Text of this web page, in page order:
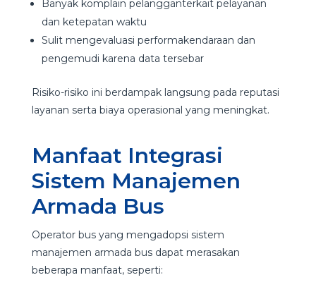
Banyak komplain pelangganterkait pelayanan
dan ketepatan waktu
Sulit mengevaluasi performakendaraan dan
pengemudi karena data tersebar
Risiko-risiko ini berdampak langsung pada reputasi
layanan serta biaya operasional yang meningkat.
Manfaat Integrasi
Sistem Manajemen
Armada Bus
Operator bus yang mengadopsi sistem
manajemen armada bus dapat merasakan
beberapa manfaat, seperti: